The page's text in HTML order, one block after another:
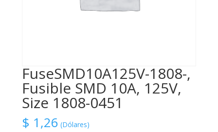
FuseSMD10A125V-1808-,
Fusible SMD 10A, 125V,
Size 1808-0451
$ 1,26 (Dólares)